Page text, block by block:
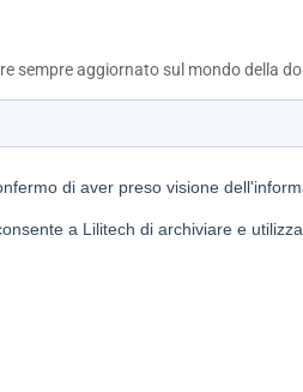
sempre aggiornato sul mondo della